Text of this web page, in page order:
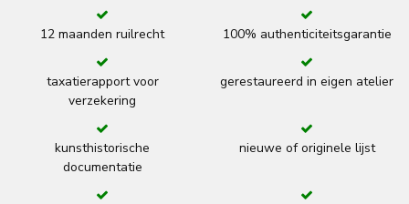
12 maanden ruilrecht 100% authenticiteitsgarantie
taxatierapport voor
verzekering
gerestaureerd in eigen atelier
kunsthistorische
documentatie
nieuwe of originele lijst